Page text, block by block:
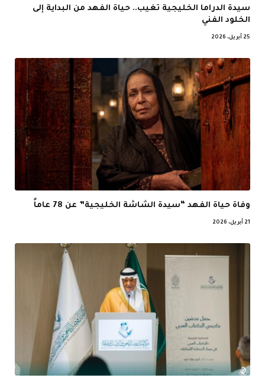
سيدة الدراما الخليجية تغيب.. حياة الفهد من البداية إلى
الخلود الفني
25 أبريل، 2026
وفاة حياة الفهد “سيدة الشاشة الخليجية” عن 78 عاماً
21 أبريل، 2026